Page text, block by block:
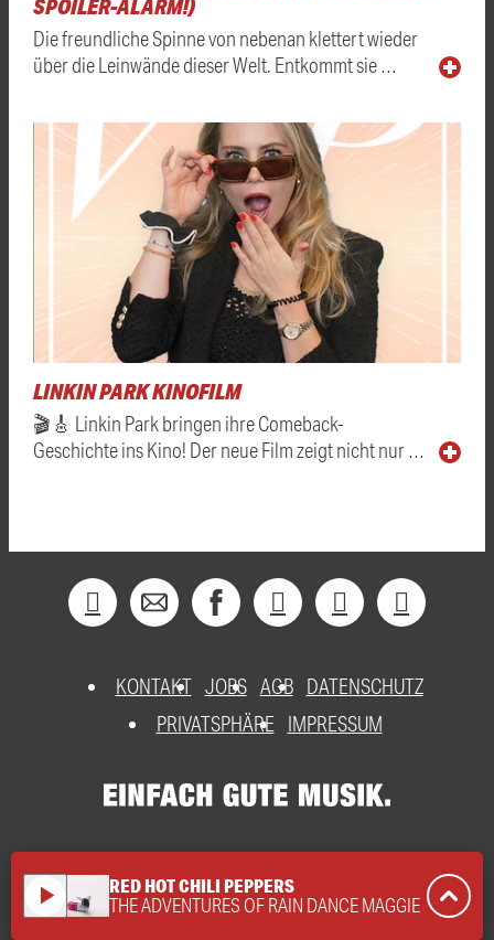
SPOILER-ALARM!)
Die freundliche Spinne von nebenan klettert wieder
über die Leinwände dieser Welt. Entkommt sie …
LINKIN PARK KINOFILM
🎬🎸 Linkin Park bringen ihre Comeback-
Geschichte ins Kino! Der neue Film zeigt nicht nur …
KONTAKT JOBS AGB DATENSCHUTZ
PRIVATSPHÄRE
IMPRESSUM
play_arrow RED HOT CHILI PEPPERS
THE ADVENTURES OF RAIN DANCE MAGGIE